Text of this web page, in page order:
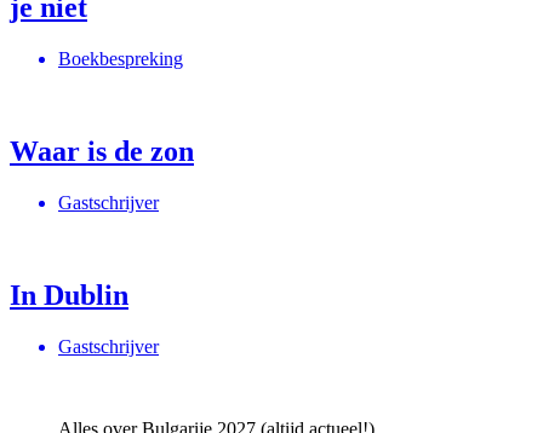
je niet
Boekbespreking
Waar is de zon
Gastschrijver
In Dublin
Gastschrijver
Alles over Bulgarije 2027 (altijd actueel!)